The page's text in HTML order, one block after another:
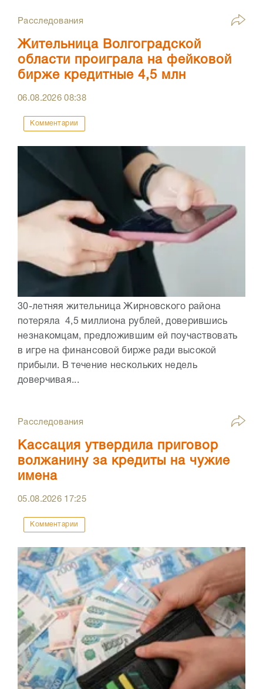
Расследования
Жительница Волгоградской
области проиграла на фейковой
бирже кредитные 4,5 млн
06.08.202608:38
Комментарии
30-летняя жительница Жирновского района
потеряла 4,5 миллиона рублей, доверившись
незнакомцам, предложившим ей поучаствовать
в игре на финансовой бирже ради высокой
прибыли. В течение нескольких недель
доверчивая...
Расследования
Кассация утвердила приговор
волжанину за кредиты на чужие
имена
05.08.2026 17:25
Комментарии